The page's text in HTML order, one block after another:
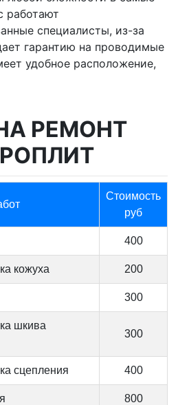
работают
специалисты, из-за
гарантию на проводимые
удобное расположение,
РЕМОНТ
Стоимость
руб
400
кожуха 200
300
шкива
300
сцепления 400
800